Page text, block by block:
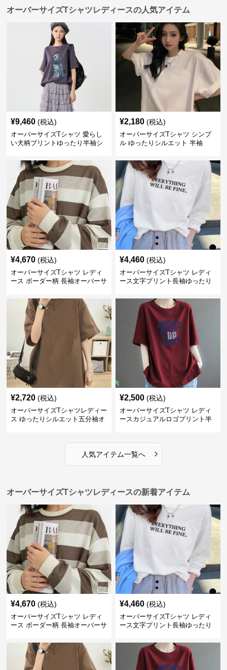
オーバーサイズTシャツレディースの人気アイテム
¥9,460 (税込)
オーバーサイズTシャツ 愛らし
い犬柄プリントゆったり半袖シ
¥2,180 (税込)
オーバーサイズTシャツ シンプ
ル ゆったりシルエット 半袖
¥4,670 (税込)
オーバーサイズTシャツ レディ
ース ボーダー柄 長袖オーバーサ
¥4,460 (税込)
オーバーサイズTシャツ レディ
ース文字プリント長袖ゆったり
¥2,720 (税込)
オーバーサイズTシャツレディー
ス ゆったりシルエット五分袖オ
¥2,500 (税込)
オーバーサイズTシャツ レディ
ースカジュアルロゴプリント半
人気アイテム一覧へ ›
オーバーサイズTシャツレディースの新着アイテム
¥4,670 (税込)
オーバーサイズTシャツ レディ
ース ボーダー柄 長袖オーバーサ
¥4,460 (税込)
オーバーサイズTシャツ レディ
ース文字プリント長袖ゆったり